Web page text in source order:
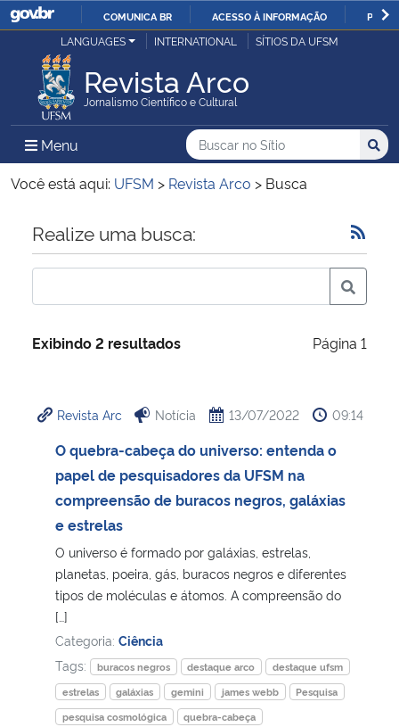
IR
O
COMUNICA BR ACESSO À INFORMAÇÃO
Ministério da Justiça e Segurança Pública
Ministério da Defesa
Ministério das Relações Exteriores
Ministério da Economia
Ministério da Infraestrutura
Ministério da Cidadania
Ministério da Saúde
Ministério de Minas e Energia
Ministério da Ciência, Tecnologia, Inovações e Comunicações
Ministério do Meio Ambiente
Ministério do Turismo
Ministério do Desenvolvimento Regional
LANGUAGES INTERNATIONAL SÍTIOS DA UFSM
Revista Arco
Jornalismo Científico e Cultural
Menu Menu Principal do Sítio
Busca
Buscar no no Sítio
Busca:
Você está aqui: UFSM > Revista Arco > Busca
Início do conteúdo
Realize uma busca:
Exibindo 2 resultados Página 1
Revista Arc Notícia 13/07/2022 09:14
O quebra-cabeça do universo: entenda o
papel de pesquisadores da UFSM na
compreensão de buracos negros, galáxias
e estrelas
O universo é formado por galáxias, estrelas,
planetas, poeira, gás, buracos negros e diferentes
tipos de moléculas e átomos. A compreensão do
[…]
Categoria: Ciência
Tags:
buracos negros destaque arco
destaque ufsm
estrelas
galáxias gemini james webb
Pesquisa
pesquisa cosmológica
quebra-cabeça